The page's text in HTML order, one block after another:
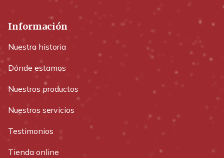
Información
Nuestra historia
Dónde estamos
Nuestros productos
Nuestros servicios
Testimonios
Tienda online